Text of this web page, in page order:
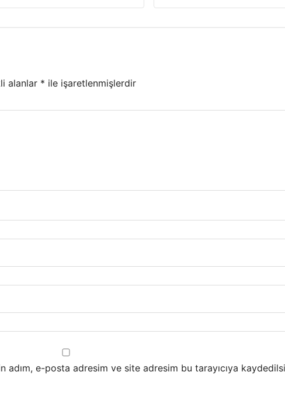
alanlar * ile işaretlenmişlerdir
adım, e-posta adresim ve site adresim bu tarayıcıya